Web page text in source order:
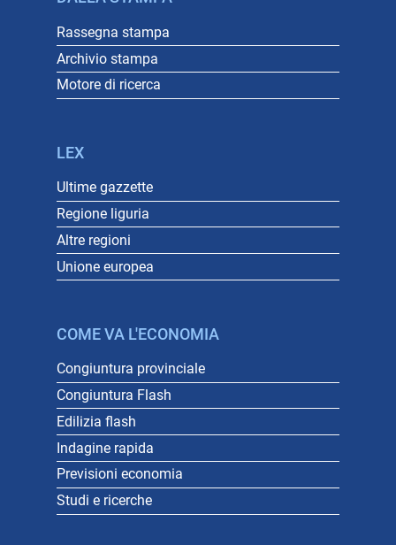
Rassegna stampa
Archivio stampa
Motore di ricerca
LEX
Ultime gazzette
Regione liguria
Altre regioni
Unione europea
COME VA L'ECONOMIA
Congiuntura provinciale
Congiuntura Flash
Edilizia flash
Indagine rapida
Previsioni economia
Studi e ricerche